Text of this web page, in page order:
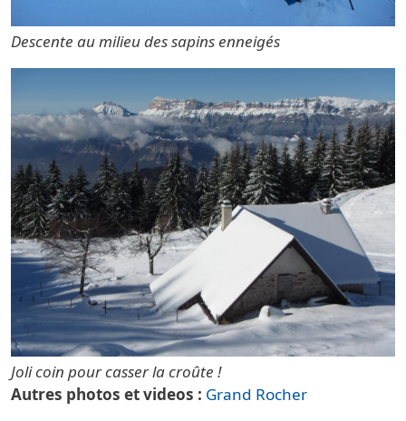
Descente au milieu des sapins enneigés
Joli coin pour casser la croûte !
Autres photos et videos
Grand Rocher